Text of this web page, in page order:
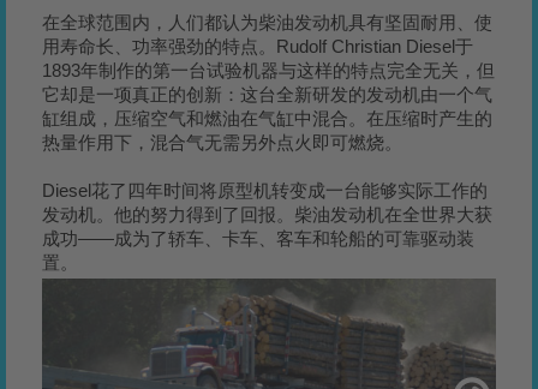
在全球范围内，人们都认为柴油发动机具有坚固耐用、使
用寿命长、功率强劲的特点。Rudolf Christian Diesel于
1893年制作的第一台试验机器与这样的特点完全无关，但
它却是一项真正的创新：这台全新研发的发动机由一个气
缸组成，压缩空气和燃油在气缸中混合。在压缩时产生的
热量作用下，混合气无需另外点火即可燃烧。
Diesel花了四年时间将原型机转变成一台能够实际工作的
发动机。他的努力得到了回报。柴油发动机在全世界大获
成功——成为了轿车、卡车、客车和轮船的可靠驱动装
置。